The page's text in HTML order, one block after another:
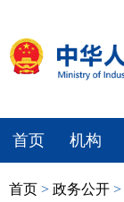
首页 机构
首页 > 政务公开 >